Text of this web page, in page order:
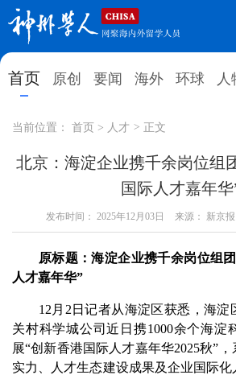
首页 原创 要闻 海外 环球 人
网站地图
首页 原创
环球 人物 来华
就业创业 合作办
综合 深度 专题
当前位置： 首页 > 人才 > 正文
北京：海淀企业携千余岗位组
国际人才嘉年华
发布时间： 2025年12月03日 来源： 新京报
原标题：海淀企业携千余岗位组团
人才嘉年华”
12月2日记者从海淀区获悉，海淀
关村科学城公司近日携1000余个海淀
展“创新香港国际人才嘉年华2025秋”
实力、人才生态建设成果及企业国际